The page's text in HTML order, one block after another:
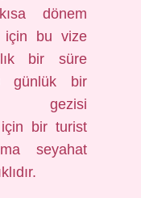
dönem
için bu vize
bir süre
günlük bir
gezisi
için bir turist
seyahat